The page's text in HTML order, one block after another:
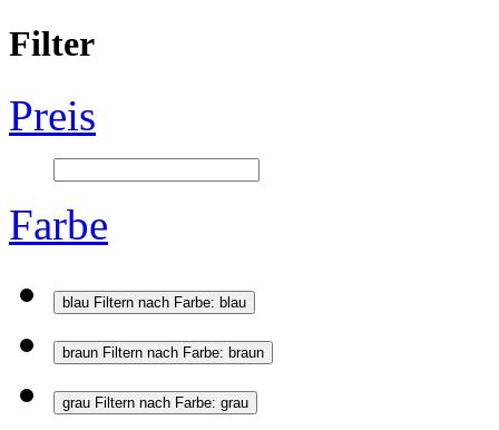
Filter
Preis
Farbe
blau Filtern nach Farbe: blau
braun Filtern nach Farbe: braun
grau Filtern nach Farbe: grau